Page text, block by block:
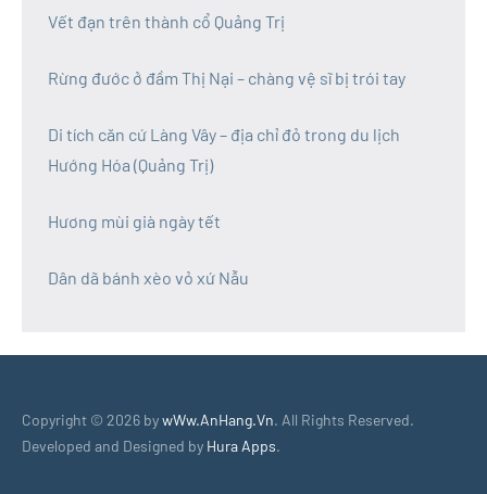
Vết đạn trên thành cổ Quảng Trị
Rừng đước ở đầm Thị Nại – chàng vệ sĩ bị trói tay
Di tích căn cứ Làng Vây – địa chỉ đỏ trong du lịch
Hướng Hóa (Quảng Trị)
Hương mùi già ngày tết
Dân dã bánh xèo vỏ xứ Nẫu
Copyright © 2026 bywWw.AnHang.Vn. All Rights Reserved.
Developed and Designed by Hura Apps.